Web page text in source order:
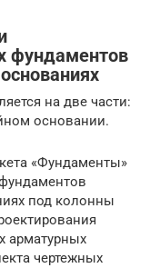
фундаментов
на две части:
основании.
«Фундаменты»
под колонны
арматурных
чертежных